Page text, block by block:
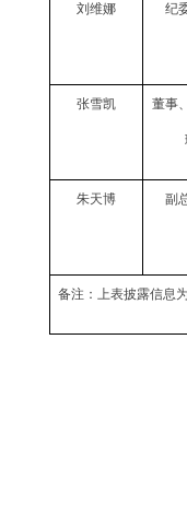
刘维娜 纪
张雪凯 董事
朱天博 副
备注：上表披露信息